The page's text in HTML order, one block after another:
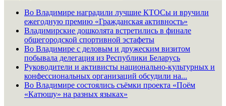
Во Владимире наградили лучшие КТОСы и вручили
ежегодную премию «Гражданская активность»
Владимирские дошколята встретились в финале
общегородской спортивной эстафеты
Во Владимире с деловым и дружеским визитом
побывала делегация из Республики Беларусь
Руководители и активисты национально-культурных и
конфессиональных организаций обсудили на...
Во Владимире состоялись съёмки проекта «Поём
«Катюшу» на разных языках»